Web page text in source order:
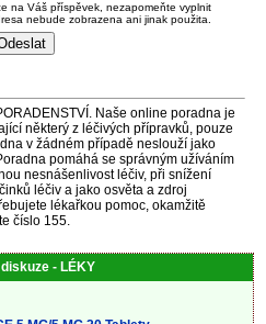
na Váš příspěvek, nezapomeňte vyplnit
nebude zobrazena ani jinak použita.
Naše online poradna je
některý z léčivých přípravků, pouze
v žádném případě neslouží jako
pomáhá se správným užíváním
nesnášenlivost léčiv, při snížení
léčiv a jako osvěta a zdroj
lékařkou pomoc, okamžitě
číslo 155.
- LÉKY